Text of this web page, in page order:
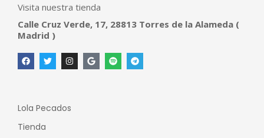
Visita nuestra tienda
Calle Cruz Verde, 17, 28813 Torres de la Alameda (
Madrid )
Lola Pecados
Tienda